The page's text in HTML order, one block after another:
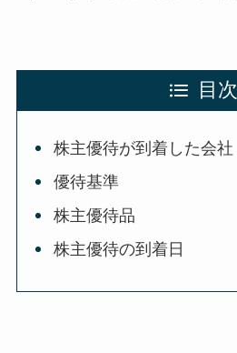
目次
株主優待が到着した会社
優待基準
株主優待品
株主優待の到着日